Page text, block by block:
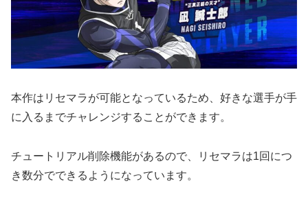
本作はリセマラが可能となっているため、好きな選手が手
に入るまでチャレンジすることができます。
チュートリアル削除機能があるので、リセマラは1回につ
き数分でできるようになっています。